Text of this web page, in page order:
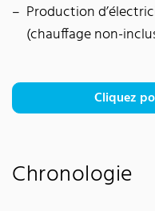
Production
(chauffage non-
Cliquez
Chronologie